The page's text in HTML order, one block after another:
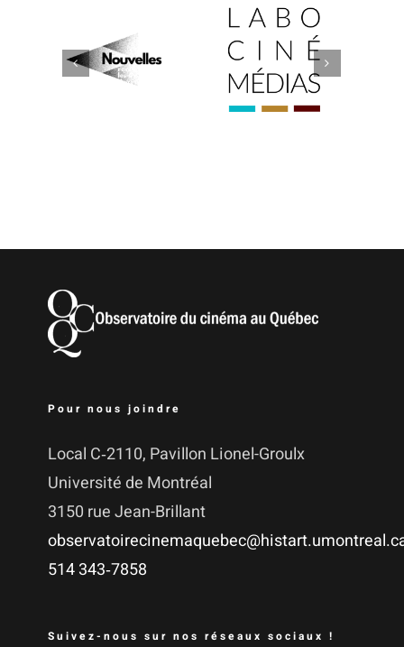
Pour nous joindre
Local C‑2110, Pavillon Lionel-Groulx
Uni­ver­si­té de Montréal
3150 rue Jean-Brillant
514 343‑7858
Suivez-nous sur nos réseaux sociaux !